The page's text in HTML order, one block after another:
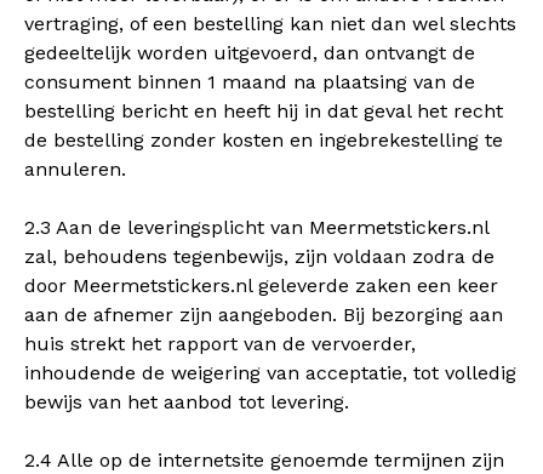
vertraging, of een bestelling kan niet dan wel slechts
gedeeltelijk worden uitgevoerd, dan ontvangt de
consument binnen 1 maand na plaatsing van de
bestelling bericht en heeft hij in dat geval het recht
de bestelling zonder kosten en ingebrekestelling te
annuleren.
2.3 Aan de leveringsplicht van Meermetstickers.nl
zal, behoudens tegenbewijs, zijn voldaan zodra de
door Meermetstickers.nl geleverde zaken een keer
aan de afnemer zijn aangeboden. Bij bezorging aan
huis strekt het rapport van de vervoerder,
inhoudende de weigering van acceptatie, tot volledig
bewijs van het aanbod tot levering.
2.4 Alle op de internetsite genoemde termijnen zijn